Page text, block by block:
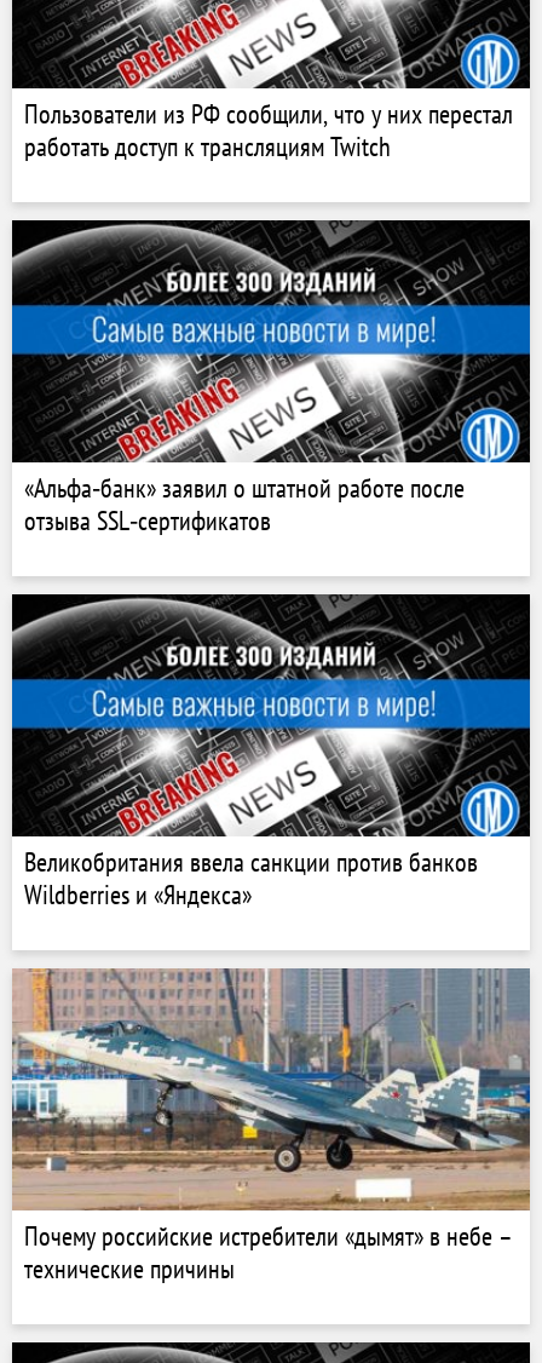
Пользователи из РФ сообщили, что у них перестал
работать доступ к трансляциям Twitch
«Альфа‑банк» заявил о штатной работе после
отзыва SSL‑сертификатов
Великобритания ввела санкции против банков
Wildberries и «Яндекса»
Почему российские истребители «дымят» в небе –
технические причины